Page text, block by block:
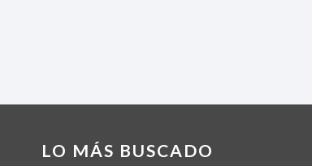
LO MÁS BUSCADO